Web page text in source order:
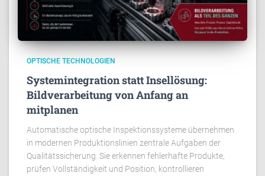
OPTISCHE TECHNOLOGIEN
Systemintegration statt Insellösung:
Bildverarbeitung von Anfang an
mitplanen
Automatische optische Inspektionssysteme übernehmen
in modernen Produktionslinien zentrale Aufgaben der
Qualitätssicherung. Sie erkennen fehlerhafte Produkte,
prüfen Vollständigkeit und Position, kontrollieren